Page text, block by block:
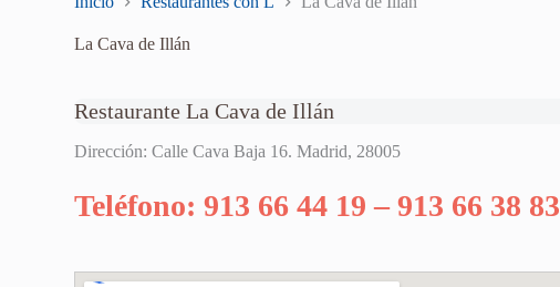
La Cava de Illán
Restaurante La Cava de Illán
Dirección: Calle Cava Baja 16. Madrid, 28005
Teléfono: 913 66 44 19 – 913 66 38 83